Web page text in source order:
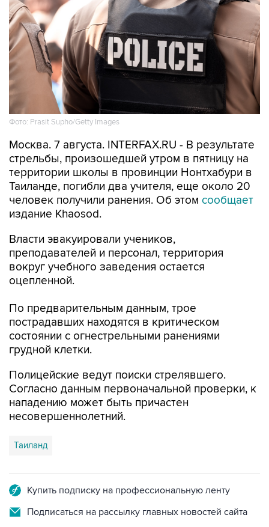
Фото: Prasit Supho/Getty Images
Москва. 7 августа. INTERFAX.RU - В результате
стрельбы, произошедшей утром в пятницу на
территории школы в провинции Нонтхабури в
Таиланде, погибли два учителя, еще около 20
человек получили ранения. Об этом сообщает
издание Khaosod.
Власти эвакуировали учеников,
преподавателей и персонал, территория
вокруг учебного заведения остается
оцепленной.
По предварительным данным, трое
пострадавших находятся в критическом
состоянии с огнестрельными ранениями
грудной клетки.
Полицейские ведут поиски стрелявшего.
Согласно данным первоначальной проверки, к
нападению может быть причастен
несовершеннолетний.
Таиланд
Купить подписку на профессиональную ленту
Подписаться на рассылку главных новостей сайта